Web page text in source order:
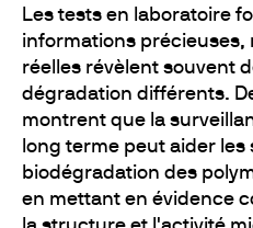
Les tests en laboratoire
informations précieuses,
réelles révèlent souvent
dégradation différents.
montrent que la
long terme peut aider
biodégradation des
en mettant en évidence